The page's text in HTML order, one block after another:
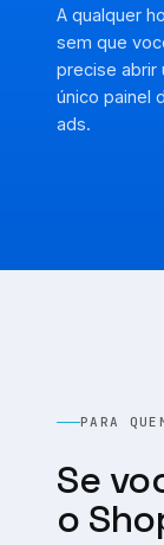
A qualquer
sem que
precise abrir
único painel
ads.
PARA
Se
o